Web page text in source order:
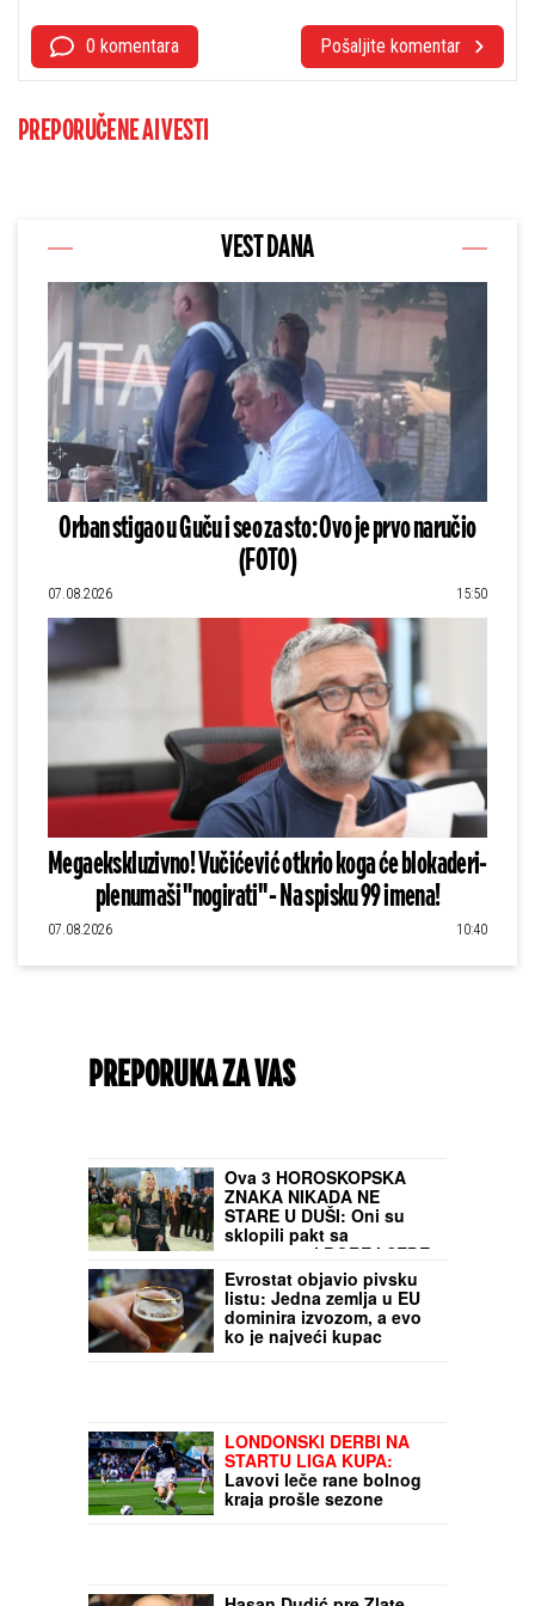
0 komentara Pošaljite komentar
PREPORUČENE AI VESTI
VEST DANA
Orban stigao u Guču i seo za sto: Ovo je prvo naručio
(FOTO)
07.08.2026 15:50
Megaekskluzivno! Vučićević otkrio koga će blokaderi-
plenumaši "nogirati" - Na spisku 99 imena!
07.08.2026 10:40
PREPORUKA ZA VAS
Ova 3 HOROSKOPSKA
ZNAKA NIKADA NE
STARE U DUŠI: Oni su
sklopili pakt sa
vremenom i BORE I SEDE
im ne mogu ništa
Evrostat objavio pivsku
listu: Jedna zemlja u EU
dominira izvozom, a evo
ko je najveći kupac
LONDONSKI DERBI NA
STARTU LIGA KUPA:
Lavovi leče rane bolnog
kraja prošle sezone